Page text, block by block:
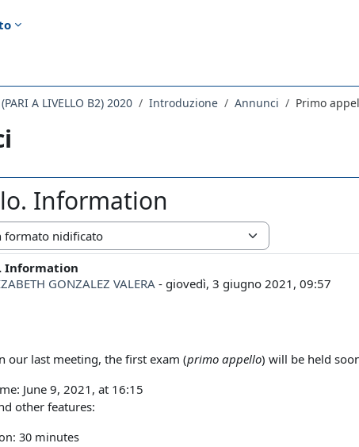
A LIVELLO B2) 2020 Introduzione Annunci Primo
Information
Information
GONZALEZ VALERA - giovedì, 3 giugno 2021, 09:57
0
our last meeting, the first exam (primo appello) will be held
June 9, 2021, at 16:15
other features:
minutes